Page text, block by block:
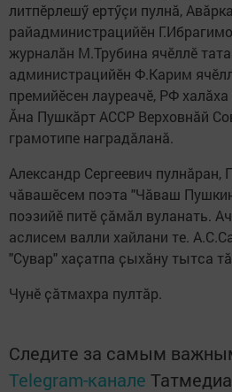
литпĕрлешӳ ертӳçи пулнă,
райадминистрацийĕн
журналăн М.Трубина ячĕллĕ
администрацийĕн Ф.Карим
премийĕсен лауреачĕ, РФ
Ăна Пушкăрт АССР Верховнăй
грамотипе наградăланă.
Александр Сергеевич пулнӑран,
чӑвашӗсем поэта "Чӑваш
поэзийӗ питӗ ҫӑмӑл вуланать.
аслисем валли хайлани те.
"Сувар" хаҫатпа ҫыхӑну тытса
Чунӗ ҫӑтмахра пултӑр.
Следите за самым
Telegram-канале Татмедиа